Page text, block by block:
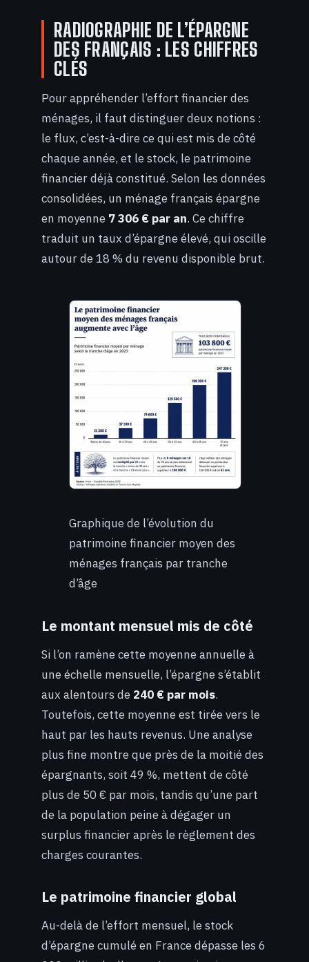
RADIOGRAPHIE DE L’ÉPARGNE
DES FRANÇAIS : LES CHIFFRES
CLÉS
Pour appréhender l’effort financier des
ménages, il faut distinguer deux notions :
le flux, c’est-à-dire ce qui est mis de côté
chaque année, et le stock, le patrimoine
financier déjà constitué. Selon les données
consolidées, un ménage français épargne
en moyenne 7 306 € par an. Ce chiffre
traduit un taux d’épargne élevé, qui oscille
autour de 18 % du revenu disponible brut.
Graphique de l’évolution du
patrimoine financier moyen des
ménages français par tranche
d’âge
Le montant mensuel mis de côté
Si l’on ramène cette moyenne annuelle à
une échelle mensuelle, l’épargne s’établit
aux alentours de 240 € par mois.
Toutefois, cette moyenne est tirée vers le
haut par les hauts revenus. Une analyse
plus fine montre que près de la moitié des
épargnants, soit 49 %, mettent de côté
plus de 50 € par mois, tandis qu’une part
de la population peine à dégager un
surplus financier après le règlement des
charges courantes.
Le patrimoine financier global
Au-delà de l’effort mensuel, le stock
d’épargne cumulé en France dépasse les 6